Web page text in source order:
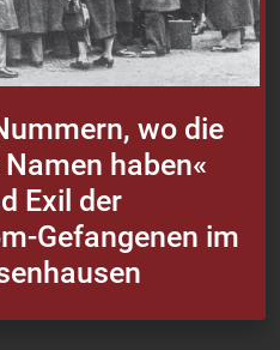
wo die
haben«
Exil der
Gefangenen im